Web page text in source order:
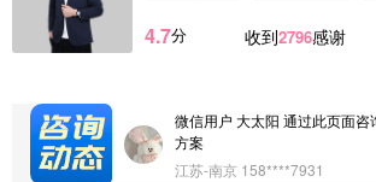
4.7分 收到2796感谢
微信用户 Vnno 通过此页面咨
微信用户 大太阳 通过此页面
方案
江苏-南京 158****7931